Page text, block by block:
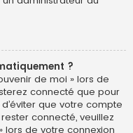
?
de moi » lors de
connecté que pour
que votre compte
rester connecté, veuillez
lors de votre connexion